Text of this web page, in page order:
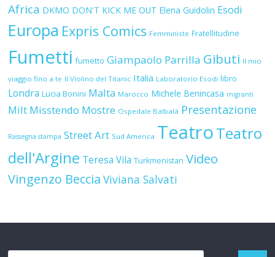
Africa DKMO DON'T KICK ME OUT Elena Guidolin Esodi
Europa Expris Comics Femministe Fratellitudine
Fumetti fumetto Giampaolo Parrilla Gibuti Il mio
viaggio fino a te Il Violino del Titanic Italia Laboratorio Esodi libro
Londra Lucia Bonini Malta Marocco Michele Benincasa migranti
Milt Misstendo Mostre Ospedale Balbalà Presentazione
Rassegna stampa Street Art Sud America TeatroTeatro
dell'Argine Teresa Vila Turkmenistan Video
Vingenzo Beccia Viviana Salvati